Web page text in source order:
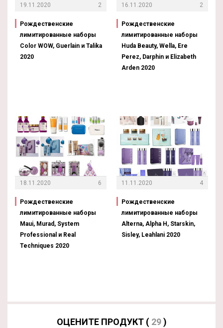
19.11.2020 2
Рождественские
лимитированные наборы
Color WOW, Guerlain и Talika
2020
18.11.2020 6
Рождественские
лимитированные наборы
Maui, Murad, System
Professional и Real
Techniques 2020
16.11.2020 2
Рождественские
лимитированные наборы
Huda Beauty, Wella, Ere
Perez, Darphin и Elizabeth
Arden 2020
11.11.2020 4
Рождественские
лимитированные наборы
Alterna, Alpha H, Starskin,
Sisley, Leahlani 2020
ОЦЕНИТЕ ПРОДУКТ ( 29)